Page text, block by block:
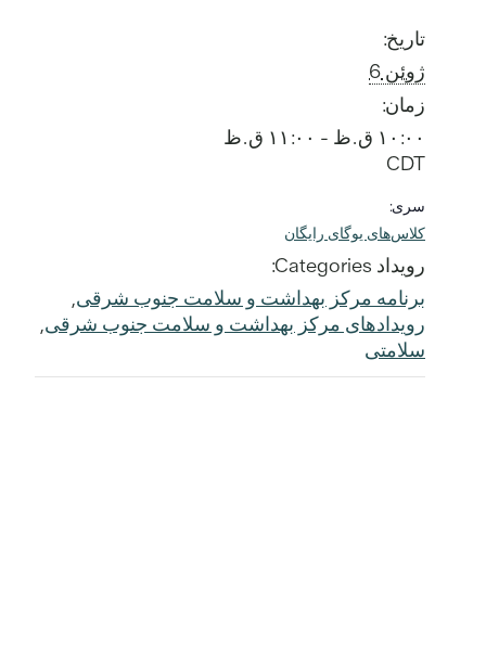
تاریخ:
ژوئن 6
زمان:
۱۰:۰۰ ق.ظ - ۱۱:۰۰ ق.ظ
CDT
سری:
کلاس‌های یوگای رایگان
رویداد Categories:
برنامه مرکز بهداشت و سلامت جنوب شرقی,
رویدادهای مرکز بهداشت و سلامت جنوب شرقی,
سلامتی